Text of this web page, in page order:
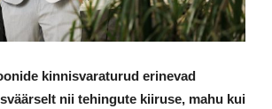
kinnisvaraturud erinevad
nii tehingute kiiruse, mahu kui